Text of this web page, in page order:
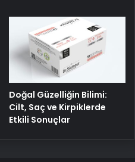
Doğal Güzelliğin Bilimi:
Cilt, Saç ve Kirpiklerde
Etkili Sonuçlar